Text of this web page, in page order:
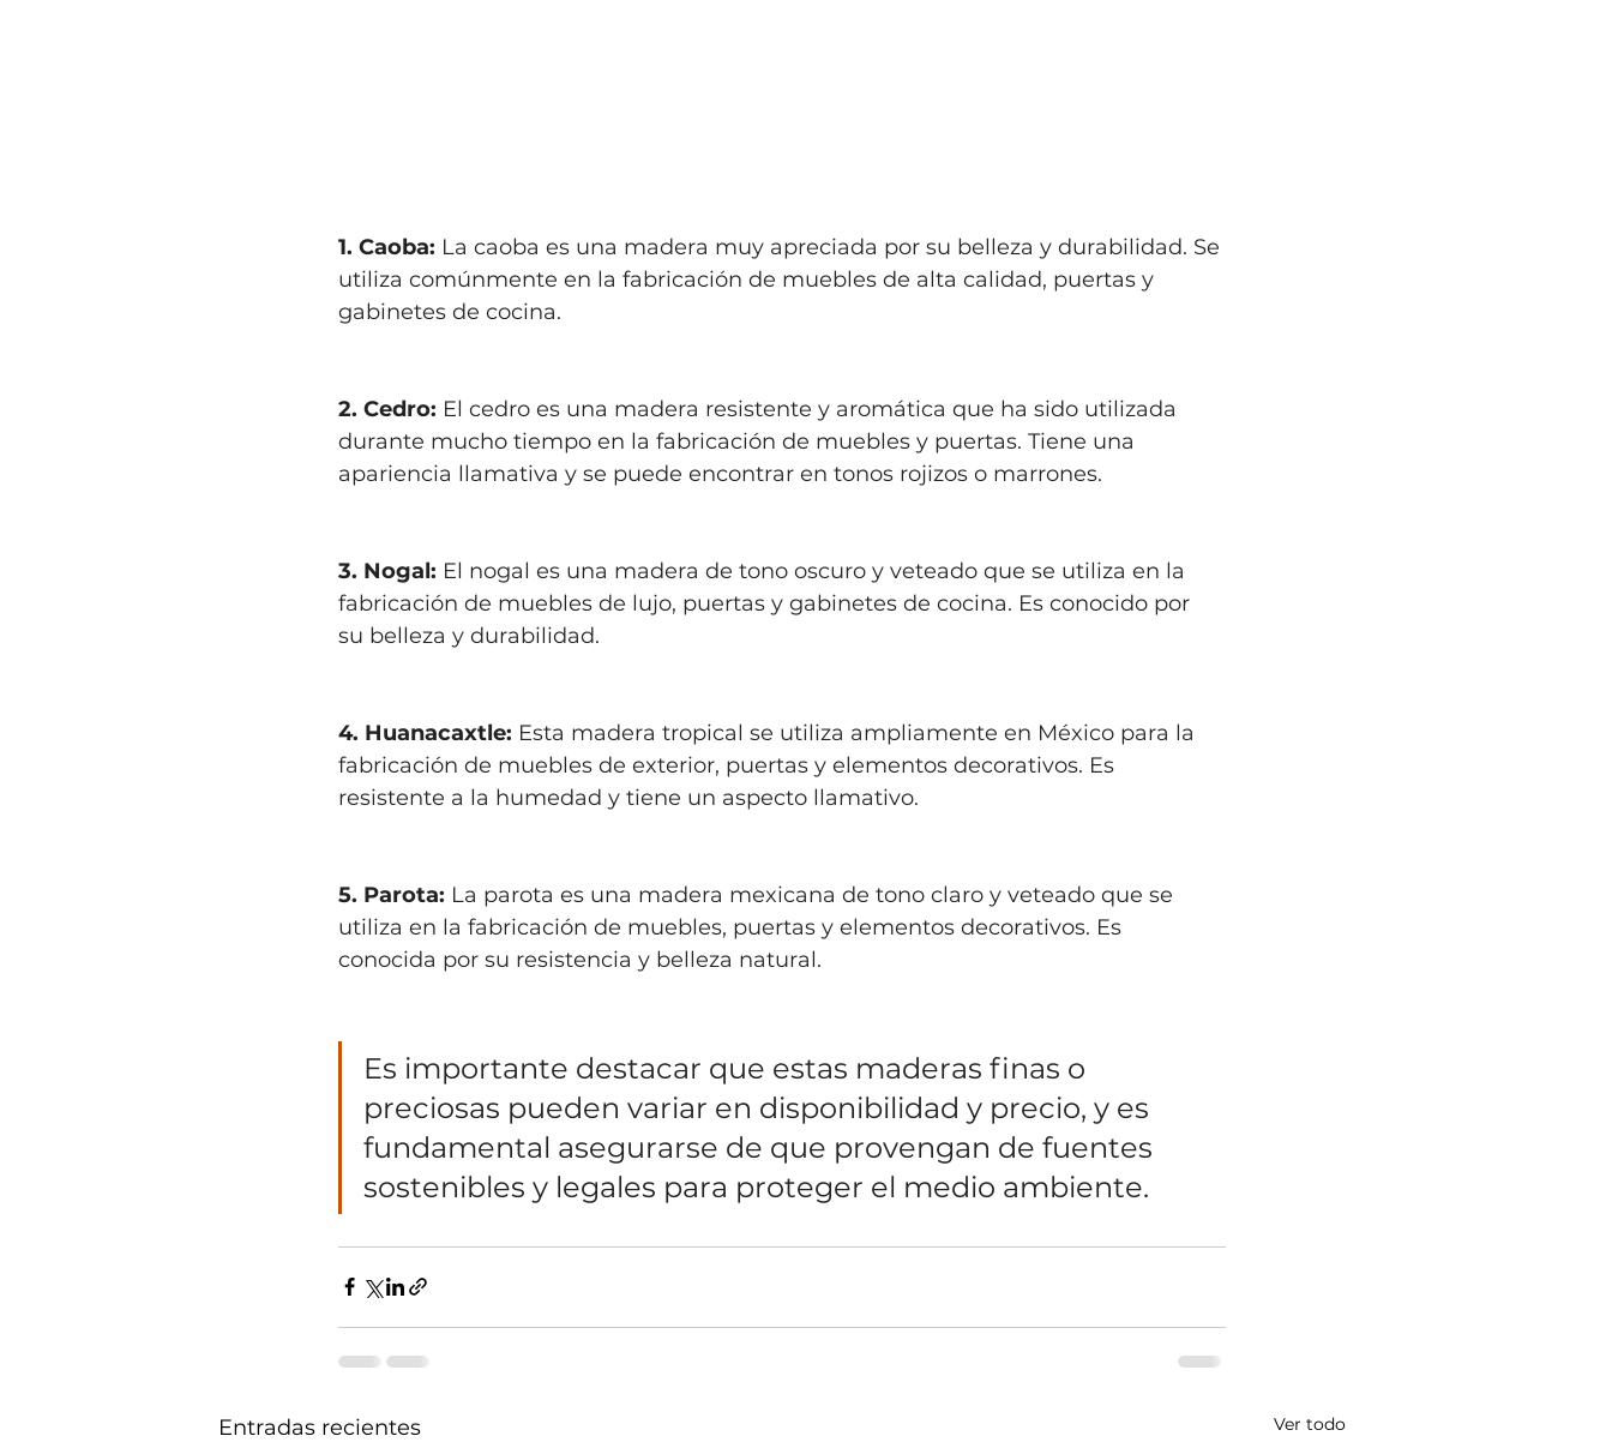
1. Caoba: La caoba es una madera muy apreciada por su belleza y durabilidad. Se
utiliza comúnmente en la fabricación de muebles de alta calidad, puertas y
gabinetes de cocina.
2. Cedro: El cedro es una madera resistente y aromática que ha sido utilizada
durante mucho tiempo en la fabricación de muebles y puertas. Tiene una
apariencia llamativa y se puede encontrar en tonos rojizos o marrones.
3. Nogal: El nogal es una madera de tono oscuro y veteado que se utiliza en la
fabricación de muebles de lujo, puertas y gabinetes de cocina. Es conocido por
su belleza y durabilidad.
4. Huanacaxtle: Esta madera tropical se utiliza ampliamente en México para la
fabricación de muebles de exterior, puertas y elementos decorativos. Es
resistente a la humedad y tiene un aspecto llamativo.
5. Parota: La parota es una madera mexicana de tono claro y veteado que se
utiliza en la fabricación de muebles, puertas y elementos decorativos. Es
conocida por su resistencia y belleza natural.
Es importante destacar que estas maderas finas o
preciosas pueden variar en disponibilidad y precio, y es
fundamental asegurarse de que provengan de fuentes
sostenibles y legales para proteger el medio ambiente.
Entradas recientes Ver todo